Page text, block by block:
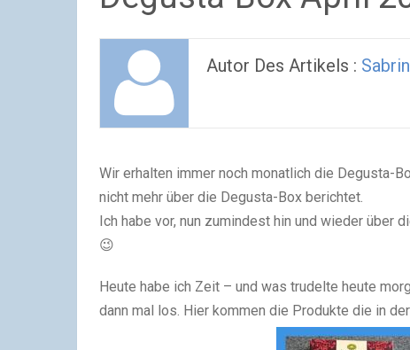
Autor Des Artikels :
Wir erhalten immer noch monatlich die Degusta-
nicht mehr über die Degusta-Box berichtet.
Ich habe vor, nun zumindest hin und wieder
😉
Heute habe ich Zeit – und was trudelte heute
dann mal los. Hier kommen die Produkte die in